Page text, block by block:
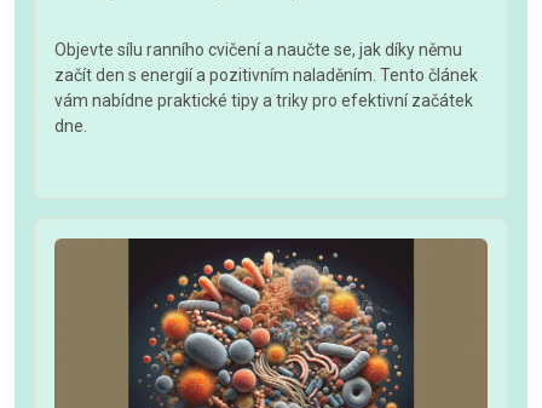
Objevte sílu ranního cvičení a naučte se, jak díky němu
začít den s energií a pozitivním naladěním. Tento článek
vám nabídne praktické tipy a triky pro efektivní začátek
dne.